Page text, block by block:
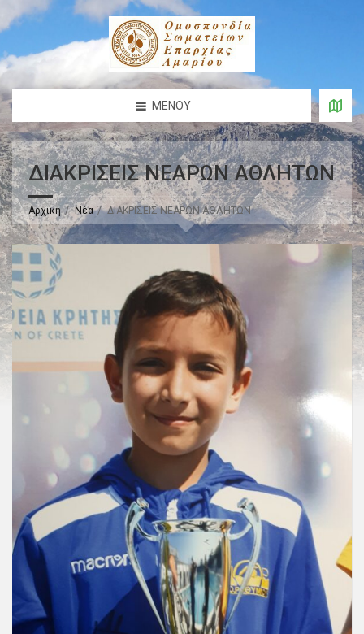
ΜΕΝΟΎ
ΔΙΑΚΡΙΣΕΙΣ ΝΕΑΡΩΝ ΑΘΛΗΤΩΝ
Αρχική Νέα ΔΙΑΚΡΙΣΕΙΣ ΝΕΑΡΩΝ ΑΘΛΗΤΩΝ